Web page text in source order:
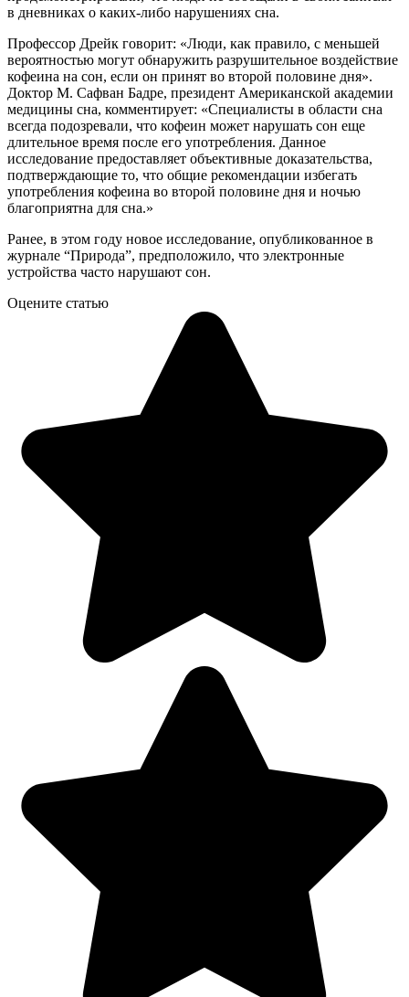
в дневниках о каких-либо нарушениях сна.
Профессор Дрейк говорит: «Люди, как правило, с меньшей
вероятностью могут обнаружить разрушительное воздействие
кофеина на сон, если он принят во второй половине дня».
Доктор М. Сафван Бадре, президент Американской академии
медицины сна, комментирует: «Специалисты в области сна
всегда подозревали, что кофеин может нарушать сон еще
длительное время после его употребления. Данное
исследование предоставляет объективные доказательства,
подтверждающие то, что общие рекомендации избегать
употребления кофеина во второй половине дня и ночью
благоприятна для сна.»
Ранее, в этом году новое исследование, опубликованное в
журнале “Природа”, предположило, что электронные
устройства часто нарушают сон.
Оцените статью